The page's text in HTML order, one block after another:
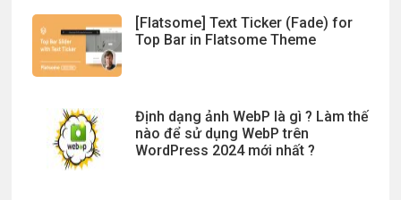
[Flatsome] Text Ticker (Fade) for
Top Bar in Flatsome Theme
Định dạng ảnh WebP là gì ? Làm thế
nào để sử dụng WebP trên
WordPress 2024 mới nhất ?